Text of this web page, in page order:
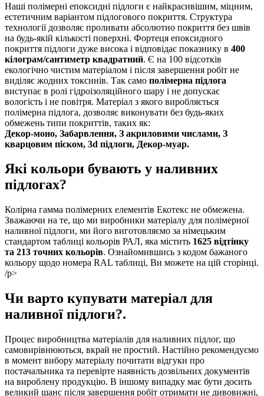
Наші полімерні епоксидні підлоги є найкрасивішим, міцним,
естетичним варіантом підлогового покриття. Структура
технології дозволяє проливати абсолютно покриття без швів
на будь-якій кількості поверхні. Фортеця епоксидного
покриття підлоги дуже висока і відповідає показнику в 400
кілограм/сантиметр квадратний. Є на 100 відсотків
екологічно чистим матеріалом і після завершення робіт не
виділяє жодних токсинів. Так само полімерна підлога
виступає в ролі гідроізоляційного шару і не допускає
вологість і не повітря. Матеріал з якого виробляється
полімерна підлога, дозволяє виконувати без будь-яких
обмежень типи покриттів, таких як:
Декор-моно, Забарвлення, З акриловими числами, З
кварцовим піском, 3d підлоги, Декор-муар.
Які кольори бувають у наливних
підлогах?
Колірна гамма полімерних елементів Екотекс не обмежена.
Зважаючи на те, що ми виробники матеріалу для полімерної
наливної підлоги, ми його виготовляємо за німецьким
стандартом таблиці кольорів РАЛ, яка містить 1625 відтінку
та 213 точних кольорів. Ознайомившись з кодом бажаного
кольору щодо номера RAL таблиці, Ви можете на цій сторінці.
/p>
Чи варто купувати матеріал для
наливної підлоги?.
Процес виробництва матеріалів для наливних підлог, що
самовирівнюються, вкрай не простий. Настійно рекомендуємо
в момент вибору матеріалу почитати відгуки про
постачальника та перевірте наявність дозвільних документів
на вироблену продукцію. В іншому випадку має бути досить
великий шанс після завершення робіт отримати не дивовижні,